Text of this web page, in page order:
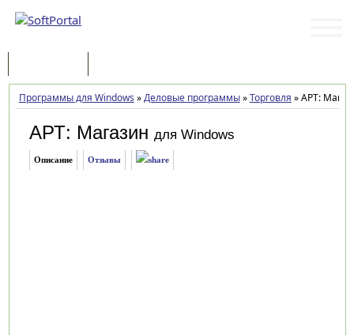
Программы для Windows »Деловые программы»Торговля »АРТ:
АРТ: Магазин для Windows
Описание Отзывы